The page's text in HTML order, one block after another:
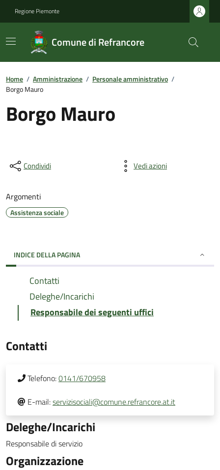
Regione Piemonte
Comune di Refrancore
Home / Amministrazione / Personale amministrativo /
Borgo Mauro
Borgo Mauro
Condividi Vedi azioni
Argomenti
Assistenza sociale
INDICE DELLA PAGINA
Contatti
Deleghe/Incarichi
Responsabile dei seguenti uffici
Contatti
Telefono:0141/670958
E-mail:servizisociali@comune.refrancore.at.it
Deleghe/Incarichi
Responsabile di servizio
Organizzazione